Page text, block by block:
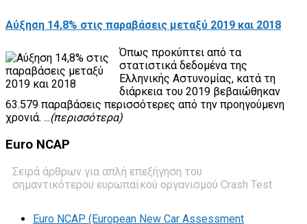
Αύξηση 14,8% στις παραβάσεις μεταξύ 2019 και 2018
Όπως προκύπτει από τα
στατιστικά δεδομένα της
Ελληνικής Αστυνομίας, κατά τη
διάρκεια του 2019 βεβαιώθηκαν
63.579 παραβάσεις περισσότερες από την προηγούμενη
χρονιά. ...(περισσότερα)
Euro NCAP
Σειρά άρθρων για απλή επεξήγηση του
σημαντικότερου ευρωπαϊκού οργανισμού Crash Test
Euro NCAP (European New Car Assessment